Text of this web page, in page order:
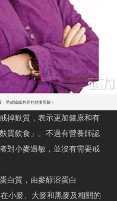
掉麩質，表示更加健康和有
質飲食」。不過有營養師認
對小麥過敏，並沒有需要戒
白質，由麥醇溶蛋白
小麥、大麥和黑麥及相關的